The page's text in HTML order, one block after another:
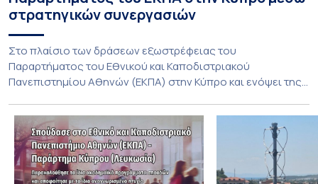
στρατηγικών συνεργασιών
Στο πλαίσιο των δράσεων εξωστρέφειας του
Παραρτήματος του Εθνικού και Καποδιστριακού
Πανεπιστημίου Αθηνών (ΕΚΠΑ) στην Κύπρο και ενόψει της
Τμήματος Οικονομικών Επιστημών και του Τμήματος
Διοίκησης Επιχειρήσεων και Οργανισμών τον Σεπτέμβριο
του 2026, ο Κοσμήτορας της Σχολής Οικονομικών και
Πολιτικών Επιστημών, Καθηγητής Νικόλαος Ηρειώτης, και ο
Πρόεδρος του Τμήματος […]